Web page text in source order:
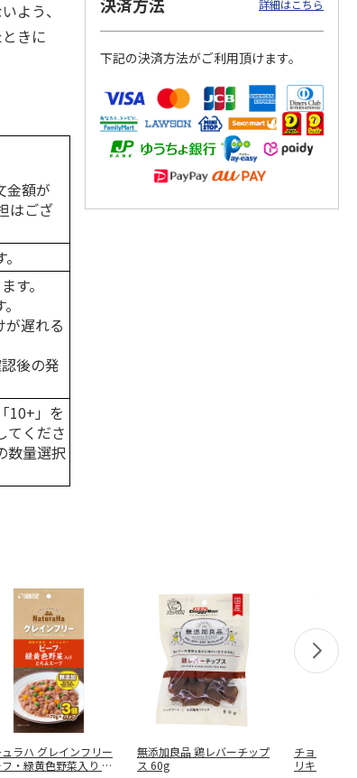
よう、
きに
金額が
はござ
す。
遅れる
後の発
10+」を
てくださ
数量選択
詳細はこちら
下記の決済方法がご利用頂けます。
ラハ グレインフリー
フ・緑黄色野菜入り と
無添加良品 鶏レバーチップ
ス 60g
チョイスプ
リキッド